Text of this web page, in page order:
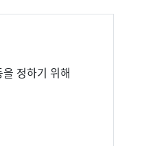
정하기 위해